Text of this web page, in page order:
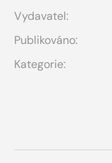
Vydavatel:
Publikováno:
Kategorie: